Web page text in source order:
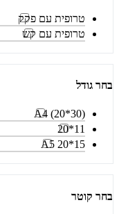
טרופית עם פקק
טרופית עם קש
בחר גודל
A4 (20*30)
11*20
15*20 A5
בחר קוטר